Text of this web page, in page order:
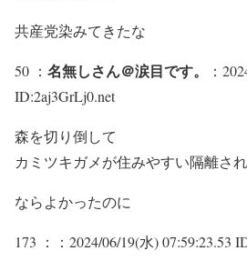
共産党染みてきたな
50 ： 名無しさん＠涙目です。
：
ID:2aj3GrLj0.net
森を切り倒して
カミツキガメが住みやすい隔離さ
ならよかったのに
173 ： ：2024/06/19(水) 07:59:23.53